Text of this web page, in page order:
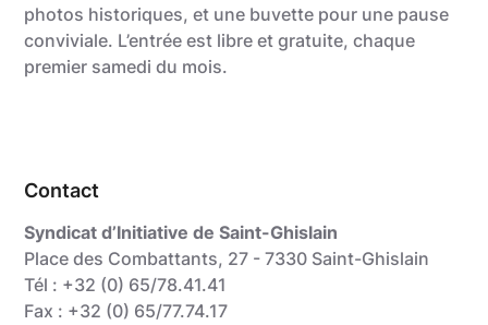
photos historiques, et une buvette pour une pause
conviviale. L’entrée est libre et gratuite, chaque
premier samedi du mois.
Contact
Syndicat d’Initiative de Saint-Ghislain
Place des Combattants, 27 - 7330 Saint-Ghislain
Tél : +32 (0) 65/78.41.41
Fax : +32 (0) 65/77.74.17